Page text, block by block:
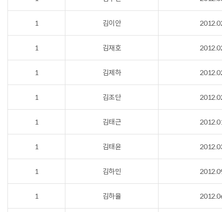
1 김이안
1 김재호
1 김제하
1 김조단
1 김태근
1 김태윤
1 김하민
1 김하율